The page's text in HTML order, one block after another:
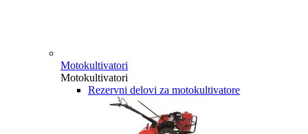
Motokultivatori
Motokultivatori
Rezervni delovi za motokultivatore